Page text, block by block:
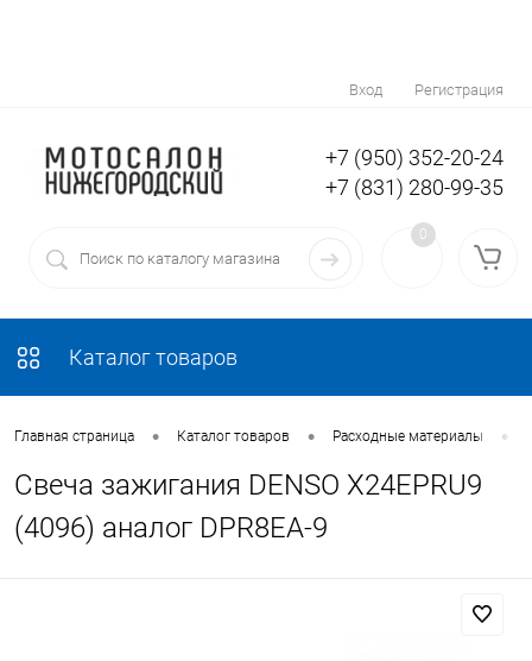
Вход Регистрация
+7 (950) 352-20-24
+7 (831) 280-99-35
0
Каталог товаров
Главная страница • Каталог товаров • Расходные материалы •
Свеча зажигания DENSO X24EPRU9
(4096) аналог DPR8EA-9